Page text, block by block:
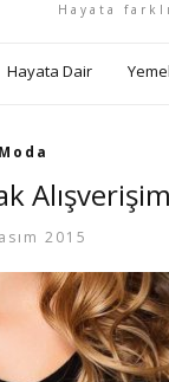
Hayata
Hayata Dair
Moda
Alışverişim
2015